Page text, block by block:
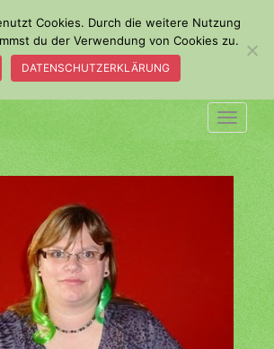
Cookies. Durch die weitere Nutzung
du der Verwendung von Cookies zu.
DATENSCHUTZERKLÄRUNG